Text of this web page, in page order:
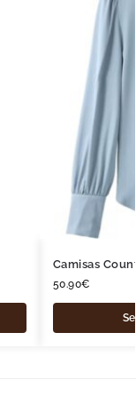
Camisas
50.90€